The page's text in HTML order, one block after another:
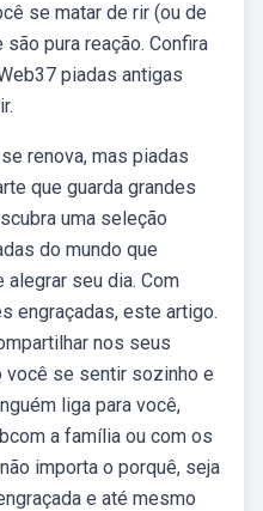
se matar de rir (ou de
pura reação. Confira
piadas antigas
renova, mas piadas
que guarda grandes
uma seleção
do mundo que
alegrar seu dia. Com
engraçadas, este artigo.
nos seus
você se sentir sozinho e
liga para você,
a família ou com os
importa o porquê, seja
e até mesmo